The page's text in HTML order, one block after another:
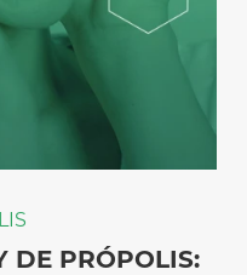
DE PRÓPOLIS: